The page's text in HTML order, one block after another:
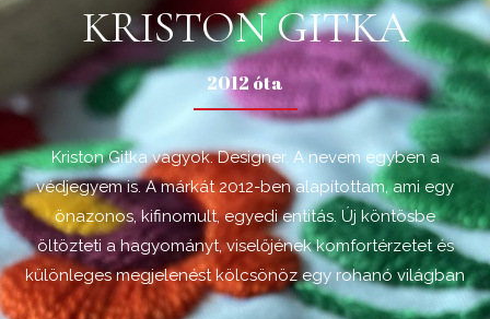
KRISTON GITKA
2012 óta
Kriston Gitka vagyok. Designer. A nevem egyben a
védjegyem is. A márkát 2012-ben alapítottam, ami egy
önazonos, kifinomult, egyedi entitás. Új köntösbe
öltözteti a hagyományt, viselőjének komfortérzetet és
különleges megjelenést kölcsönöz egy rohanó világban